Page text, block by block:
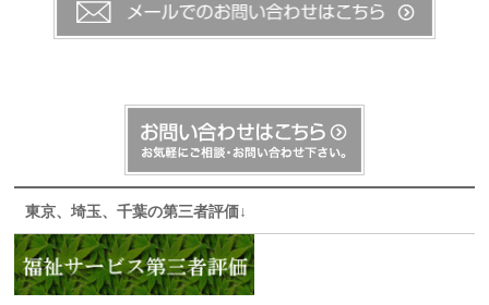
東京、埼玉、千葉の第三者評価↓